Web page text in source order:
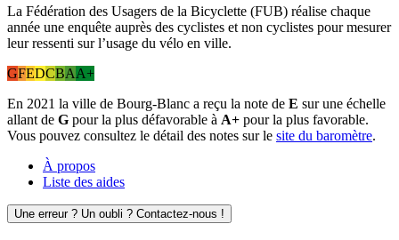
La Fédération des Usagers de la Bicyclette (FUB) réalise chaque
année une enquête auprès des cyclistes et non cyclistes pour mesurer
leur ressenti sur l’usage du vélo en ville.
GFEDCBAA+
En 2021 la ville de Bourg-Blanc a reçu la note de E sur une échelle
allant de G pour la plus défavorable à A+ pour la plus favorable.
Vous pouvez consultez le détail des notes sur le site du baromètre.
À propos
Liste des aides
Une erreur ? Un oubli ? Contactez-nous !